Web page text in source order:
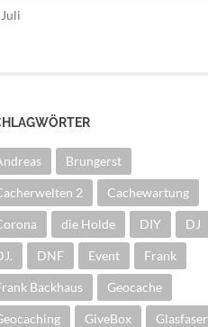
Juli
Brungerst
2 Cachewartung
die Holde DIY DJ
DNF Event Frank
Backhaus Geocache
GiveBox Glasfaser